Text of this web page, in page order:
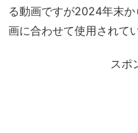
る動画ですが2024年末
画に合わせて使用されて
スポ